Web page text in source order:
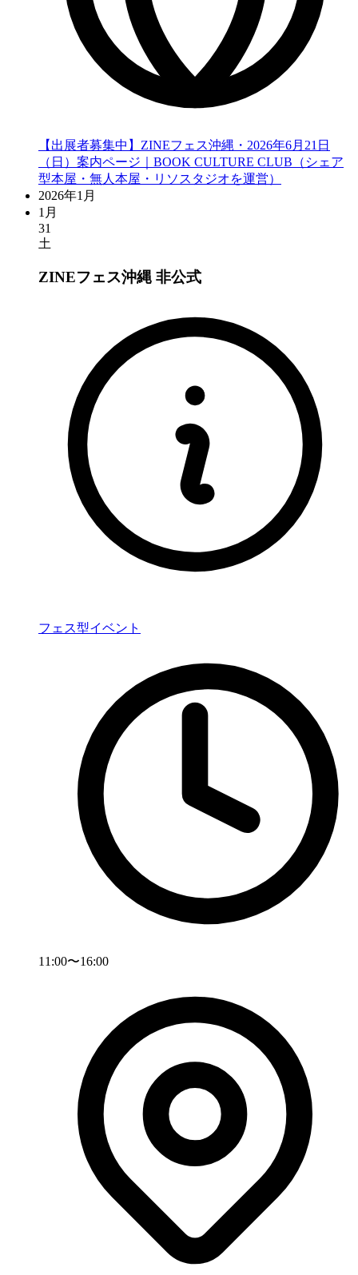
【出展者募集中】ZINEフェス沖縄・2026年6月21日
（日）案内ページ｜BOOK CULTURE CLUB（シェア
型本屋・無人本屋・リソスタジオを運営）
2026年1月
1月
31
土
ZINEフェス沖縄 非公式
フェス型イベント
11:00〜16:00